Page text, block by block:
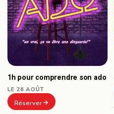
1h pour comprendre son ado
LE 26 AOÛT
Réserver